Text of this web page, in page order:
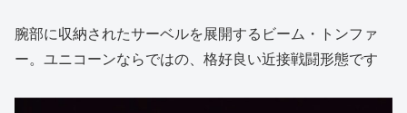
腕部に収納されたサーベルを展開するビーム・トンファ
ー。ユニコーンならではの、格好良い近接戦闘形態です